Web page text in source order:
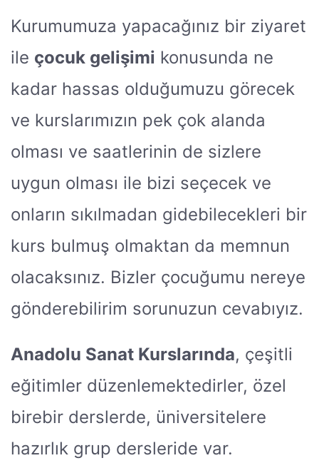
Kurumumuza yapacağınız bir ziyaret
ile çocuk gelişimi konusunda ne
kadar hassas olduğumuzu görecek
ve kurslarımızın pek çok alanda
olması ve saatlerinin de sizlere
uygun olması ile bizi seçecek ve
onların sıkılmadan gidebilecekleri bir
kurs bulmuş olmaktan da memnun
olacaksınız. Bizler çocuğumu nereye
gönderebilirim sorunuzun cevabıyız.
Anadolu Sanat Kurslarında, çeşitli
eğitimler düzenlemektedirler, özel
birebir derslerde, üniversitelere
hazırlık grup dersleride var.